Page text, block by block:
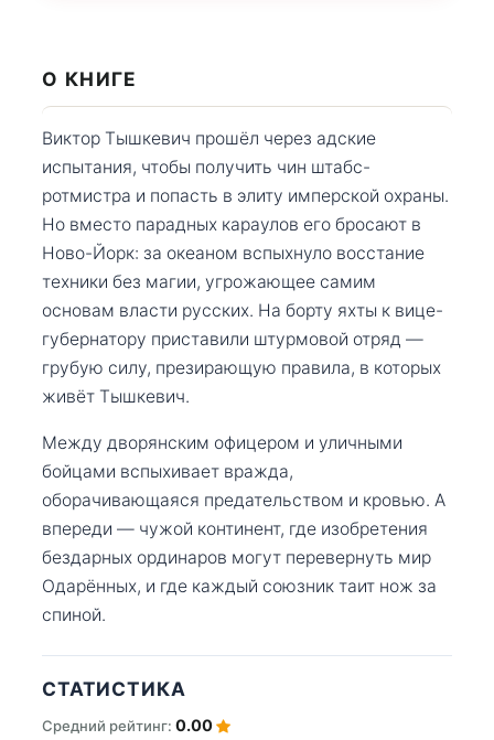
О КНИГЕ
Виктор Тышкевич прошёл через адские
испытания, чтобы получить чин штабс-
ротмистра и попасть в элиту имперской охраны.
Но вместо парадных караулов его бросают в
Ново-Йорк: за океаном вспыхнуло восстание
техники без магии, угрожающее самим
основам власти русских. На борту яхты к вице-
губернатору приставили штурмовой отряд —
грубую силу, презирающую правила, в которых
живёт Тышкевич.
Между дворянским офицером и уличными
бойцами вспыхивает вражда,
оборачивающаяся предательством и кровью. А
впереди — чужой континент, где изобретения
бездарных ординаров могут перевернуть мир
Одарённых, и где каждый союзник таит нож за
спиной.
СТАТИСТИКА
Средний рейтинг: 0.00